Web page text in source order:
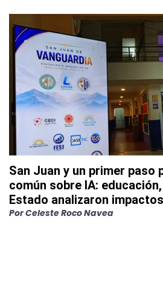
San Juan y un primer paso
común sobre IA:
Estado analizaron
PorCeleste Roco Navea